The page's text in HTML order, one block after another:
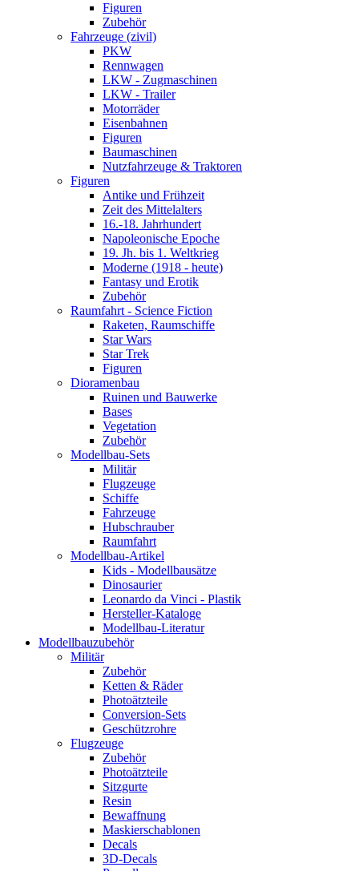
Figuren
Zubehör
Fahrzeuge (zivil)
PKW
Rennwagen
LKW - Zugmaschinen
LKW - Trailer
Motorräder
Eisenbahnen
Figuren
Baumaschinen
Nutzfahrzeuge & Traktoren
Figuren
Antike und Frühzeit
Zeit des Mittelalters
16.-18. Jahrhundert
Napoleonische Epoche
19. Jh. bis 1. Weltkrieg
Moderne (1918 - heute)
Fantasy und Erotik
Zubehör
Raumfahrt - Science Fiction
Raketen, Raumschiffe
Star Wars
Star Trek
Figuren
Dioramenbau
Ruinen und Bauwerke
Bases
Vegetation
Zubehör
Modellbau-Sets
Militär
Flugzeuge
Schiffe
Fahrzeuge
Hubschrauber
Raumfahrt
Modellbau-Artikel
Kids - Modellbausätze
Dinosaurier
Leonardo da Vinci - Plastik
Hersteller-Kataloge
Modellbau-Literatur
Modellbauzubehör
Militär
Zubehör
Ketten & Räder
Photoätzteile
Conversion-Sets
Geschützrohre
Flugzeuge
Zubehör
Photoätzteile
Sitzgurte
Resin
Bewaffnung
Maskierschablonen
Decals
3D-Decals